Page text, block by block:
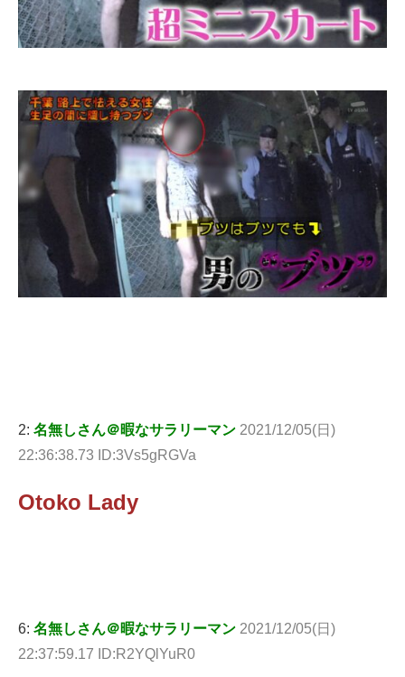
2: 名無しさん＠暇なサラリーマン 2021/12/05(日)
22:36:38.73 ID:3Vs5gRGVa
Otoko Lady
6: 名無しさん＠暇なサラリーマン 2021/12/05(日)
22:37:59.17 ID:R2YQlYuR0